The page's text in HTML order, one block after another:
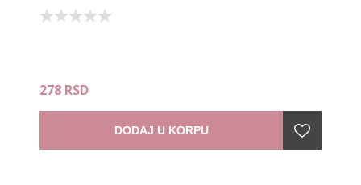
278 RSD
DODAJ U KORPU